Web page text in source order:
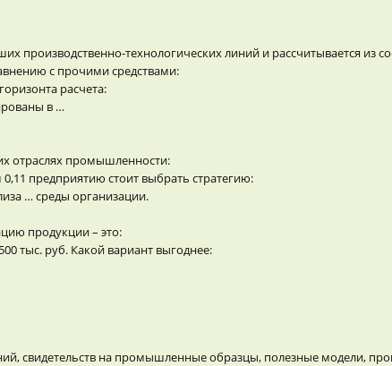
производственно-технологических линий и рассчитывается из
с прочими средствами:
расчета:
в …
отраслях промышленности:
предприятию стоит выбрать стратегию:
… среды организации.
продукции – это:
тыс. руб. Какой вариант выгоднее:
свидетельств на промышленные образцы, полезные модели,